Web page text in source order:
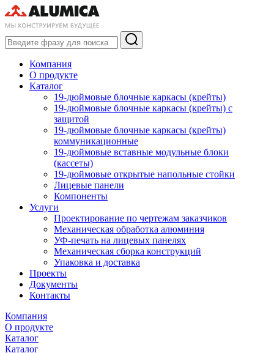
Компания
О продукте
Каталог
19-дюймовые блочные каркасы (крейты)
19-дюймовые блочные каркасы (крейты) с
защитой
19-дюймовые блочные каркасы (крейты)
коммуникационные
19-дюймовые вставные модульные блоки
(кассеты)
19-дюймовые открытые напольные стойки
Лицевые панели
Компоненты
Услуги
Проектирование по чертежам заказчиков
Механическая обработка алюминия
УФ-печать на лицевых панелях
Механическая сборка конструкций
Упаковка и доставка
Проекты
Документы
Контакты
Компания
О продукте
Каталог
Каталог